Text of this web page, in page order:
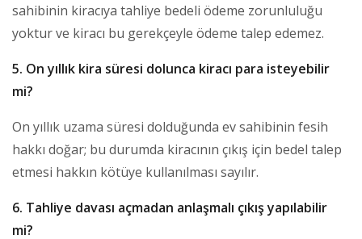
sahibinin kiracıya tahliye bedeli ödeme zorunluluğu
yoktur ve kiracı bu gerekçeyle ödeme talep edemez.
5. On yıllık kira süresi dolunca kiracı para isteyebilir
mi?
On yıllık uzama süresi dolduğunda ev sahibinin fesih
hakkı doğar; bu durumda kiracının çıkış için bedel talep
etmesi hakkın kötüye kullanılması sayılır.
6. Tahliye davası açmadan anlaşmalı çıkış yapılabilir
mi?